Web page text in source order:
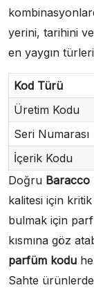
yerini, tarihini
en yaygın
Kod Türü
Üretim Kodu
Seri Numarası
İçerik Kodu
Doğru
kalitesi için kritik
bulmak için
kısmına göz
parfüm kodu
Sahte